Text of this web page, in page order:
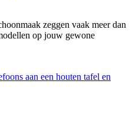
zeggen vaak meer dan
op jouw gewone